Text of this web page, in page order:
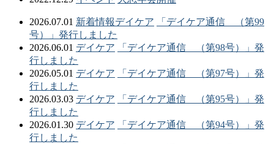
2026.07.01 新着情報デイケア
「デイケア通信 （第99
号）」発行しました
2026.06.01 デイケア
「デイケア通信 （第98号）」発
行しました
2026.05.01 デイケア
「デイケア通信 （第97号）」発
行しました
2026.03.03 デイケア
「デイケア通信 （第95号）」発
行しました
2026.01.30 デイケア
「デイケア通信 （第94号）」発
行しました